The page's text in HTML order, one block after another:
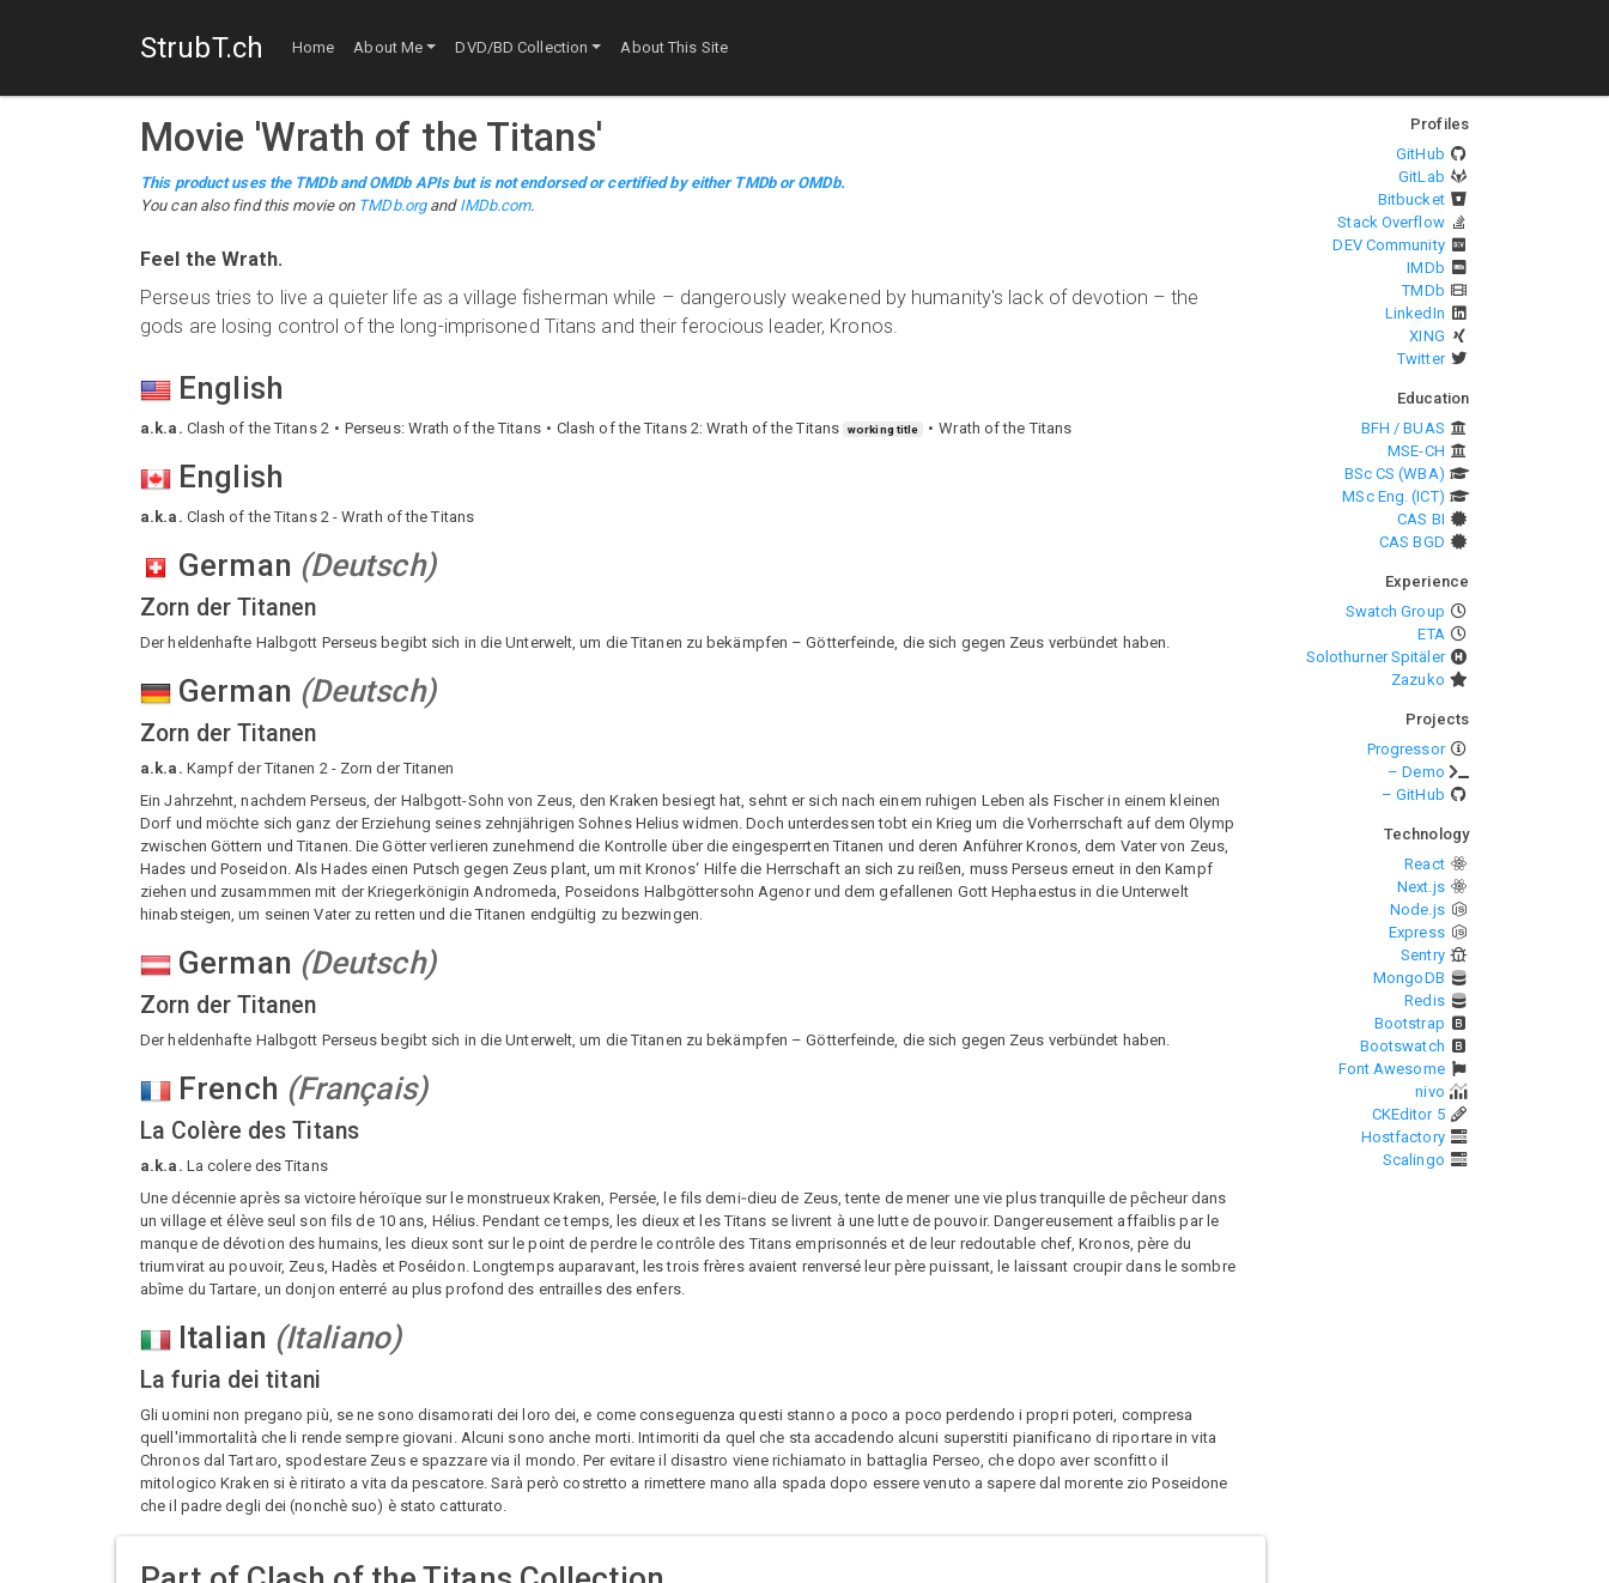
StrubT.ch Home About Me DVD/BD Collection About This Site
Movie 'Wrath of the Titans'
This product uses the TMDb and OMDb APIs but is not endorsed or certified by either TMDb or OMDb.
You can also find this movieon TMDb.organd IMDb.com.
Feel the Wrath.
Perseus tries to live a quieter life as a village fisherman while – dangerously weakened by humanity's lack of devotion – the
gods are losing control of the long-imprisoned Titans and their ferocious leader, Kronos.
English
a.k.a. Clash of the Titans 2 Perseus: Wrath of the Titans Clash of the Titans 2: Wrath of the Titans working title Wrath of the Titans
English
a.k.a. Clash of the Titans 2 - Wrath of the Titans
German (Deutsch)
Zorn der Titanen
Der heldenhafte Halbgott Perseus begibt sich in die Unterwelt, um die Titanen zu bekämpfen – Götterfeinde, die sich gegen Zeus verbündet haben.
German (Deutsch)
Zorn der Titanen
a.k.a. Kampf der Titanen 2 - Zorn der Titanen
Ein Jahrzehnt, nachdem Perseus, der Halbgott-Sohn von Zeus, den Kraken besiegt hat, sehnt er sich nach einem ruhigen Leben als Fischer in einem kleinen
Dorf und möchte sich ganz der Erziehung seines zehnjährigen Sohnes Helius widmen. Doch unterdessen tobt ein Krieg um die Vorherrschaft auf dem Olymp
zwischen Göttern und Titanen. Die Götter verlieren zunehmend die Kontrolle über die eingesperrten Titanen und deren Anführer Kronos, dem Vater von Zeus,
Hades und Poseidon. Als Hades einen Putsch gegen Zeus plant, um mit Kronos‘ Hilfe die Herrschaft an sich zu reißen, muss Perseus erneut in den Kampf
ziehen und zusammmen mit der Kriegerkönigin Andromeda, Poseidons Halbgöttersohn Agenor und dem gefallenen Gott Hephaestus in die Unterwelt
hinabsteigen, um seinen Vater zu retten und die Titanen endgültig zu bezwingen.
German (Deutsch)
Zorn der Titanen
Der heldenhafte Halbgott Perseus begibt sich in die Unterwelt, um die Titanen zu bekämpfen – Götterfeinde, die sich gegen Zeus verbündet haben.
French (Français)
La Colère des Titans
a.k.a. La colere des Titans
Une décennie après sa victoire héroïque sur le monstrueux Kraken, Persée, le fils demi‐dieu de Zeus, tente de mener une vie plus tranquille de pêcheur dans
un village et élève seul son fils de 10 ans, Hélius. Pendant ce temps, les dieux et les Titans se livrent à une lutte de pouvoir. Dangereusement affaiblis par le
manque de dévotion des humains, les dieux sont sur le point de perdre le contrôle des Titans emprisonnés et de leur redoutable chef, Kronos, père du
triumvirat au pouvoir, Zeus, Hadès et Poséidon. Longtemps auparavant, les trois frères avaient renversé leur père puissant, le laissant croupir dans le sombre
abîme du Tartare, un donjon enterré au plus profond des entrailles des enfers.
Italian (Italiano)
La furia dei titani
Gli uomini non pregano più, se ne sono disamorati dei loro dei, e come conseguenza questi stanno a poco a poco perdendo i propri poteri, compresa
quell'immortalità che li rende sempre giovani. Alcuni sono anche morti. Intimoriti da quel che sta accadendo alcuni superstiti pianificano di riportare in vita
Chronos dal Tartaro, spodestare Zeus e spazzare via il mondo. Per evitare il disastro viene richiamato in battaglia Perseo, che dopo aver sconfitto il
mitologico Kraken si è ritirato a vita da pescatore. Sarà però costretto a rimettere mano alla spada dopo essere venuto a sapere dal morente zio Poseidone
che il padre degli dei (nonchè suo) è stato catturato.
Profiles
GitHub
GitLab
Bitbucket
Stack Overflow
DEV Community
IMDb
TMDb
LinkedIn
XING
Twitter
Education
BFH / BUAS
MSE-CH
BSc CS (WBA)
MSc Eng. (ICT)
CAS BI
CAS BGD
Experience
Swatch Group
ETA
Solothurner Spitäler
Zazuko
Projects
Progressor
– Demo
– GitHub
Technology
React
Next.js
Node.js
Express
Sentry
MongoDB
Redis
Bootstrap
Bootswatch
Font Awesome
nivo
CKEditor 5
Hostfactory
Scalingo